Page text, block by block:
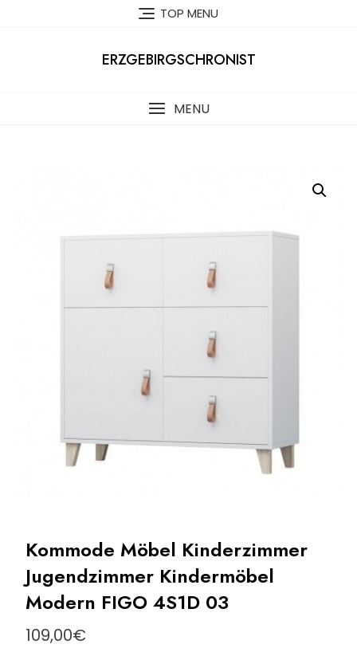
TOP MENU
ERZGEBIRGSCHRONIST
MENU
Kommode Möbel Kinderzimmer
Jugendzimmer Kindermöbel
Modern FIGO 4S1D 03
109,00€